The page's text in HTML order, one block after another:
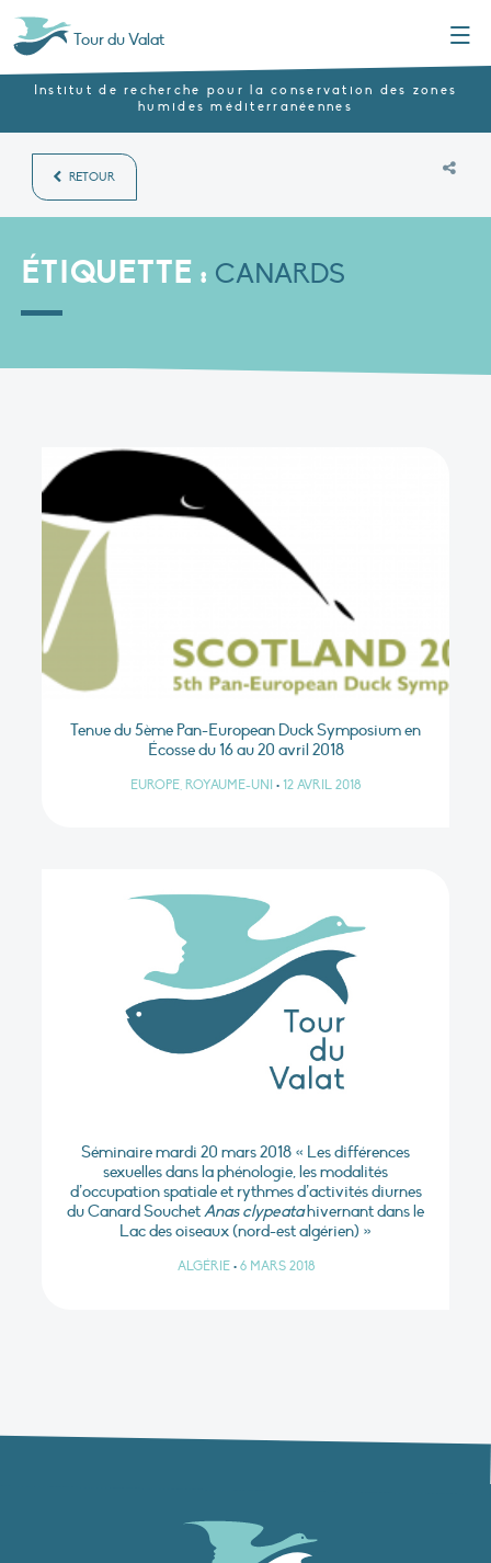
Tour du Valat
Institut de recherche pour la conservation des zones
humides méditerranéennes
RETOUR
ÉTIQUETTE : CANARDS
Tenue du 5ème Pan-European Duck Symposium en
Écosse du 16 au 20 avril 2018
EUROPE, ROYAUME-UNI • 12 AVRIL 2018
Séminaire mardi 20 mars 2018 « Les différences
sexuelles dans la phénologie, les modalités
d’occupation spatiale et rythmes d’activités diurnes
du Canard SouchetAnas clypeatahivernant dans le
Lac des oiseaux (nord-est algérien) »
ALGÉRIE • 6 MARS 2018